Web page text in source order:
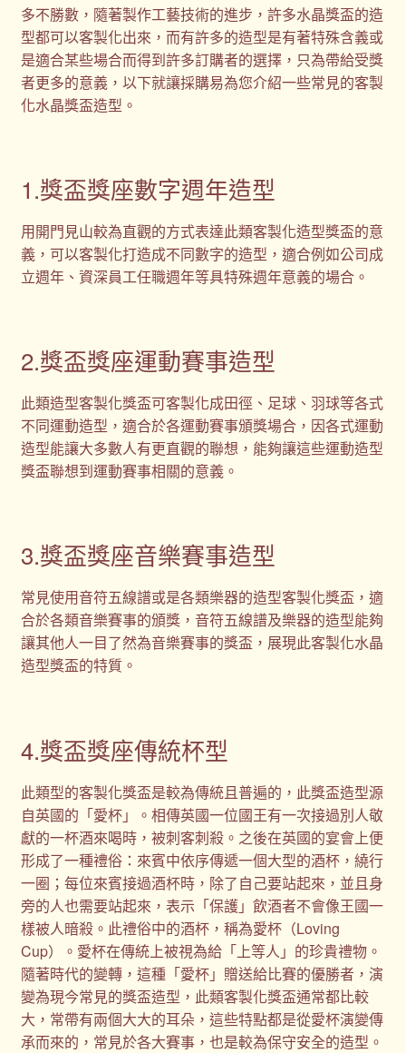
多不勝數，隨著製作工藝技術的進步，許多水晶獎盃的造
型都可以客製化出來，而有許多的造型是有著特殊含義或
是適合某些場合而得到許多訂購者的選擇，只為帶給受獎
者更多的意義，以下就讓採購易為您介紹一些常見的客製
化水晶獎盃造型。
1.獎盃獎座數字週年造型
用開門見山較為直觀的方式表達此類客製化造型獎盃的意
義，可以客製化打造成不同數字的造型，適合例如公司成
立週年、資深員工任職週年等具特殊週年意義的場合。
2.獎盃獎座運動賽事造型
此類造型客製化獎盃可客製化成田徑、足球、羽球等各式
不同運動造型，適合於各運動賽事頒獎場合，因各式運動
造型能讓大多數人有更直觀的聯想，能夠讓這些運動造型
獎盃聯想到運動賽事相關的意義。
3.獎盃獎座音樂賽事造型
常見使用音符五線譜或是各類樂器的造型客製化獎盃，適
合於各類音樂賽事的頒獎，音符五線譜及樂器的造型能夠
讓其他人一目了然為音樂賽事的獎盃，展現此客製化水晶
造型獎盃的特質。
4.獎盃獎座傳統杯型
此類型的客製化獎盃是較為傳統且普遍的，此獎盃造型源
自英國的「愛杯」。相傳英國一位國王有一次接過別人敬
獻的一杯酒來喝時，被刺客刺殺。之後在英國的宴會上便
形成了一種禮俗：來賓中依序傳遞一個大型的酒杯，繞行
一圈；每位來賓接過酒杯時，除了自己要站起來，並且身
旁的人也需要站起來，表示「保護」飲酒者不會像王國一
樣被人暗殺。此禮俗中的酒杯，稱為愛杯（Loving
Cup）。愛杯在傳統上被視為給「上等人」的珍貴禮物。
隨著時代的變轉，這種「愛杯」贈送給比賽的優勝者，演
變為現今常見的獎盃造型，此類客製化獎盃通常都比較
大，常帶有兩個大大的耳朵，這些特點都是從愛杯演變傳
承而來的，常見於各大賽事，也是較為保守安全的造型。